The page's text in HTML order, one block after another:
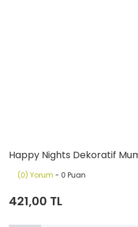
Happy Nights Dekoratif
(0) Yorum - 0 Puan
421,00 TL